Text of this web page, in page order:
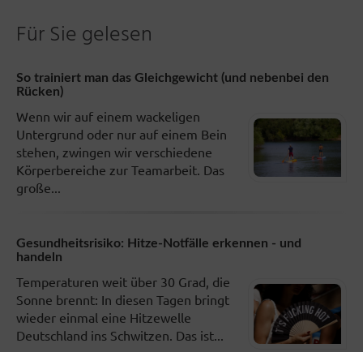
Für Sie gelesen
So trainiert man das Gleichgewicht (und nebenbei den
Rücken)
Wenn wir auf einem wackeligen
Untergrund oder nur auf einem Bein
stehen, zwingen wir verschiedene
Körperbereiche zur Teamarbeit. Das
große...
Gesundheitsrisiko: Hitze-Notfälle erkennen - und
handeln
Temperaturen weit über 30 Grad, die
Sonne brennt: In diesen Tagen bringt
wieder einmal eine Hitzewelle
Deutschland ins Schwitzen. Das ist...